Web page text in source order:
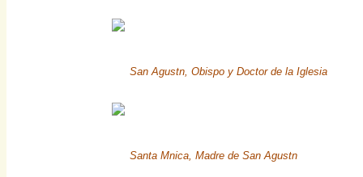
San Agustn, Obispo y Doctor de la Iglesia
Santa Mnica, Madre de San Agustn